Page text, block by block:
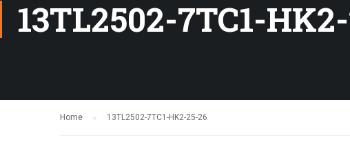
13TL2502-7TC1-
Home 13TL2502-7TC1-HK2-25-26